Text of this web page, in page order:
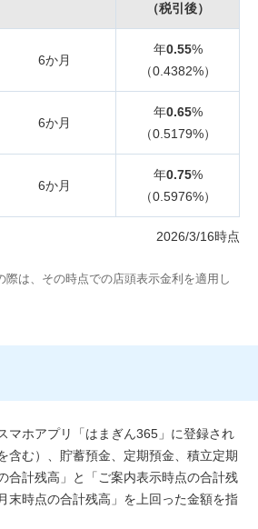
（税引後）
6か月
年0.55%
（0.4382%）
6か月
年0.65%
（0.5179%）
6か月
年0.75%
（0.5976%）
2026/3/16時点
際は、その時点での店頭表示金利を適用し
マホアプリ「はまぎん365」に登録され
含む）、貯蓄預金、定期預金、積立定期
合計残高」と「ご案内表示時点の合計残
末時点の合計残高」を上回った金額を指